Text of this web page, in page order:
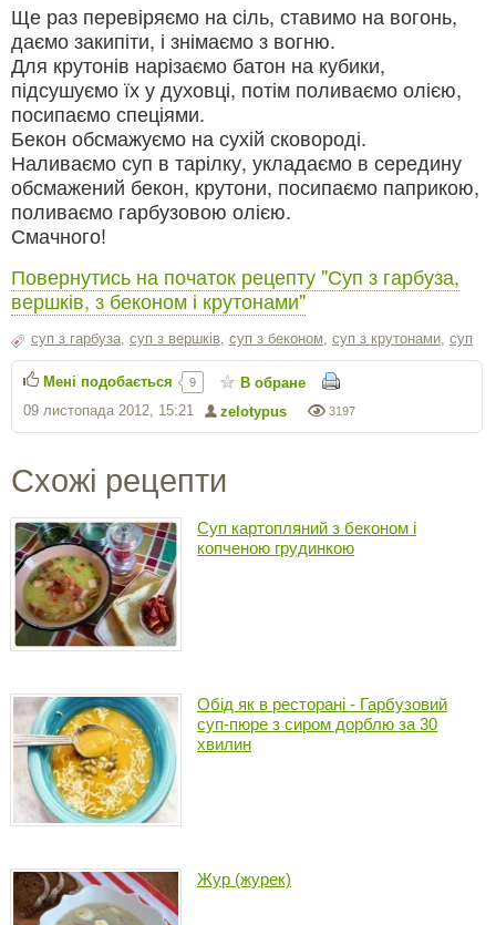
Ще раз перевіряємо на сіль, ставимо на вогонь,
даємо закипіти, і знімаємо з вогню.
Для крутонів нарізаємо батон на кубики,
підсушуємо їх у духовці, потім поливаємо олією,
посипаємо спеціями.
Бекон обсмажуємо на сухій сковороді.
Наливаємо суп в тарілку, укладаємо в середину
обсмажений бекон, крутони, посипаємо паприкою,
поливаємо гарбузовою олією.
Смачного!
Повернутись на початок рецепту "Суп з гарбуза,
вершків, з беконом і крутонами"
суп з гарбуза, суп з вершків, суп з беконом, суп з крутонами, суп
3197
zelotypus
09 листопада 2012, 15:21
Мені подобається 9 В обране
Схожі рецепти
Суп картопляний з беконом і
копченою грудинкою
Обід як в ресторані - Гарбузовий
суп-пюре з сиром дорблю за 30
хвилин
Жур (журек)